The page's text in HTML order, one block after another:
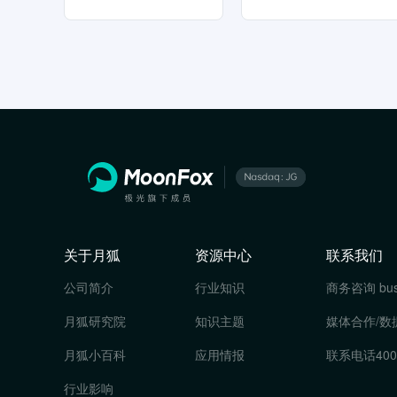
关于月狐
公司简介
月狐研究院
月狐小百科
行业影响
资源中心
行业知识
知识主题
应用情报
联系我们
商务咨询
媒体合作/数
联系电话